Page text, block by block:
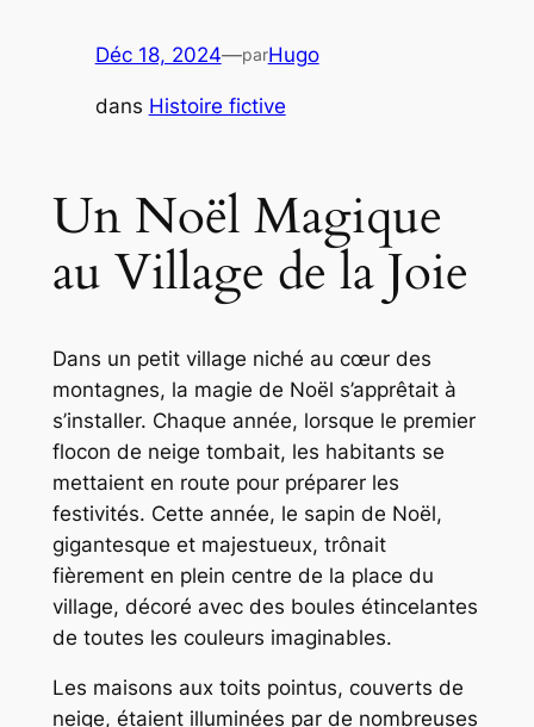
Déc 18, 2024—parHugo
dans Histoire fictive
Un Noël Magique
au Village de la Joie
Dans un petit village niché au cœur des
montagnes, la magie de Noël s’apprêtait à
s’installer. Chaque année, lorsque le premier
flocon de neige tombait, les habitants se
mettaient en route pour préparer les
festivités. Cette année, le sapin de Noël,
gigantesque et majestueux, trônait
fièrement en plein centre de la place du
village, décoré avec des boules étincelantes
de toutes les couleurs imaginables.
Les maisons aux toits pointus, couverts de
neige, étaient illuminées par de nombreuses